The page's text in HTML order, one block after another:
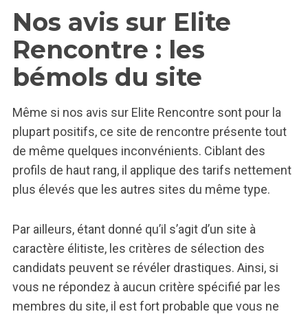
Nos avis sur Elite
Rencontre : les
bémols du site
Même si nos avis sur Elite Rencontre sont pour la
plupart positifs, ce site de rencontre présente tout
de même quelques inconvénients. Ciblant des
profils de haut rang, il applique des tarifs nettement
plus élevés que les autres sites du même type.
Par ailleurs, étant donné qu’il s’agit d’un site à
caractère élitiste, les critères de sélection des
candidats peuvent se révéler drastiques. Ainsi, si
vous ne répondez à aucun critère spécifié par les
membres du site, il est fort probable que vous ne